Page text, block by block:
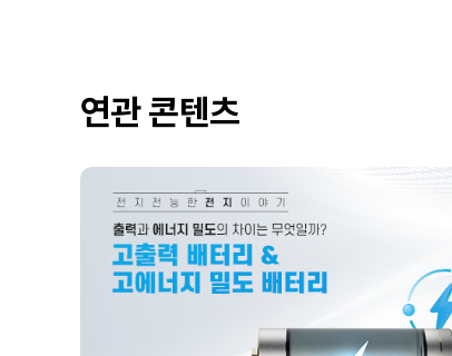
연관 콘텐츠